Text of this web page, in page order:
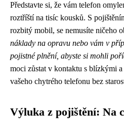
Představte si, že vám telefon
roztříští na tisíc kousků. S
rozbitý mobil, se nemusíte ničeho
náklady na opravu nebo vám v
pojistné plnění, abyste si mohli
moci zůstat v kontaktu s blízkými
vašeho chytrého telefonu bez
Výluka z pojištění: Na